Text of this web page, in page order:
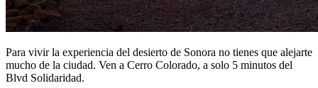
Para vivir la experiencia del desierto de Sonora no tienes que alejarte
mucho de la ciudad. Ven a Cerro Colorado, a solo 5 minutos del
Blvd Solidaridad.